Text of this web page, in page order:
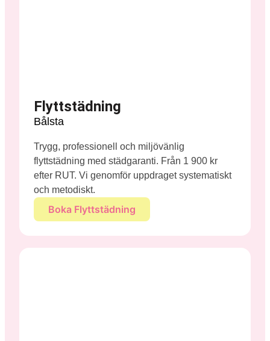
Flyttstädning
Bålsta
Trygg, professionell och miljövänlig
flyttstädning med städgaranti. Från 1 900 kr
efter RUT. Vi genomför uppdraget systematiskt
och metodiskt.
Boka Flyttstädning